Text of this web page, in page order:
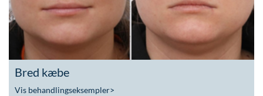
Bred kæbe
Vis behandlingseksempler>